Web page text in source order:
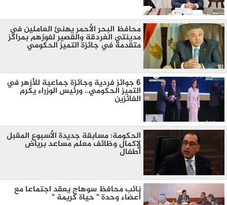
محافظ البحر الأحمر يهنئ العاملين في
مدينتي الغردقة والقصير لفوزهم بمراكز
متقدمة في جائزة التميز الحكومي
6 جوائز فردية وجائزة جماعية للأزهر في
التميز الحكومي.. ورئيس الوزراء يكرم
الفائزين
الحكومة: مسابقة جديدة الأسبوع المقبل
لإكمال وظائف معلم مساعد برياض
أطفال
نائب محافظ سوهاج يعقد اجتماعا مع
أعضاء وحدة " حياة كريمة "